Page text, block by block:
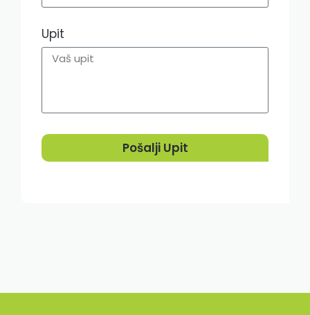
Upit
Pošalji Upit